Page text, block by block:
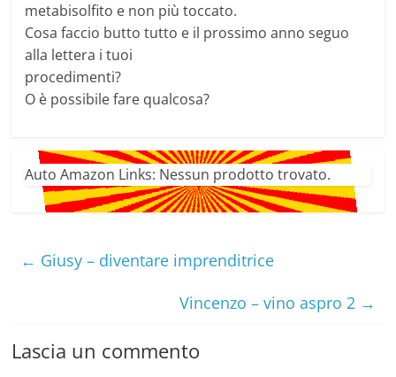
metabisolfito e non più toccato.
Cosa faccio butto tutto e il prossimo anno seguo
alla lettera i tuoi
procedimenti?
O è possibile fare qualcosa?
Auto Amazon Links: Nessun prodotto trovato.
← Giusy – diventare imprenditrice
Vincenzo – vino aspro 2 →
Lascia un commento